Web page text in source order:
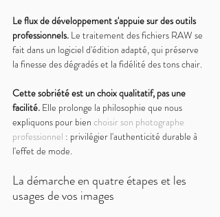
Le flux de développement s'appuie sur des outils
professionnels. Le traitement des fichiers RAW se
fait dans un logiciel d'édition adapté, qui préserve
la finesse des dégradés et la fidélité des tons chair.
Cette sobriété est un choix qualitatif, pas une
facilité. Elle prolonge la philosophie que nous
expliquons pour bien choisir son photographe
professionnel : privilégier l'authenticité durable à
l'effet de mode.
La démarche en quatre étapes et les
usages de vos images